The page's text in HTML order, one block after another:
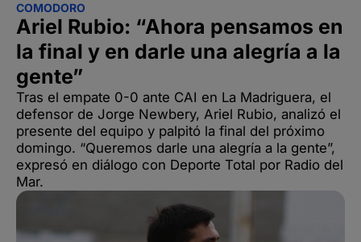
COMODORO
Ariel Rubio: “Ahora pensamos en
la final y en darle una alegría a la
gente”
Tras el empate 0-0 ante CAI en La Madriguera, el
defensor de Jorge Newbery, Ariel Rubio, analizó el
presente del equipo y palpitó la final del próximo
domingo. “Queremos darle una alegría a la gente”,
expresó en diálogo con Deporte Total por Radio del
Mar.